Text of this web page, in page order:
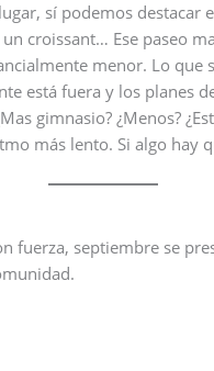
sí podemos destacar
croissant… Ese paseo
menor. Lo
está fuera y los planes
gimnasio? ¿Menos?
más lento. Si algo hay
fuerza, septiembre se